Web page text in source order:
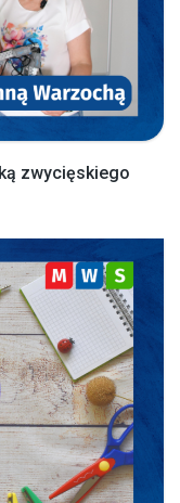
zwycięskiego